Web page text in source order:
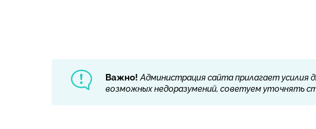
Важно! Администрация сайта прилагает усилия
возможных недоразумений, советуем уточнять